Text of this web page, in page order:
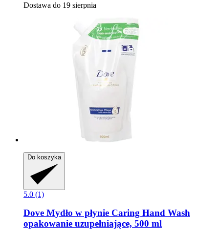
Dostawa do 19 sierpnia
Do koszyka
5.0 (1)
Dove Mydło w płynie Caring Hand Wash
opakowanie uzupełniające, 500 ml